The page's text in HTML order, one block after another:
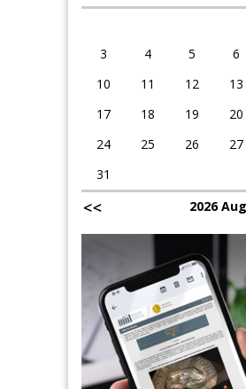
3
4 5 6
10
11 12 13
17
18 19 20
24
25 26 27
31
2026